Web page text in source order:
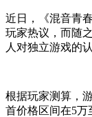
近日，《混音青
玩家热议，而随
人对独立游戏的认
根据玩家测算，
首价格区间在5万